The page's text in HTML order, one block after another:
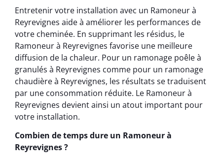
Entretenir votre installation avec un Ramoneur à
Reyrevignes aide à améliorer les performances de
votre cheminée. En supprimant les résidus, le
Ramoneur à Reyrevignes favorise une meilleure
diffusion de la chaleur. Pour un ramonage poêle à
granulés à Reyrevignes comme pour un ramonage
chaudière à Reyrevignes, les résultats se traduisent
par une consommation réduite. Le Ramoneur à
Reyrevignes devient ainsi un atout important pour
votre installation.
Combien de temps dure un Ramoneur à
Reyrevignes ?